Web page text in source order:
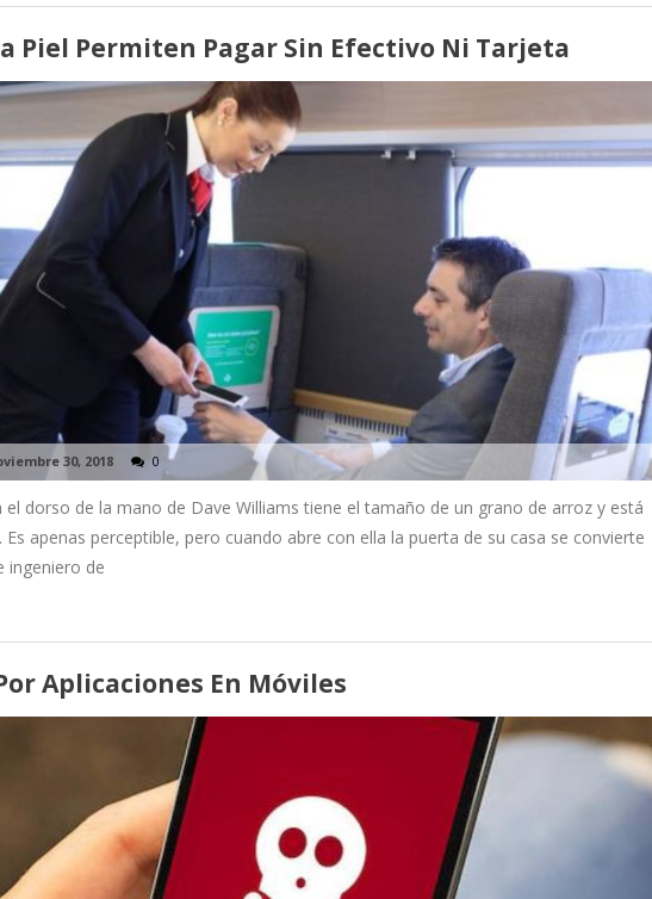
Piel Permiten Pagar Sin Efectivo Ni Tarjeta
30, 2018 0
el dorso de la mano de Dave Williams tiene el tamaño de un grano de arroz y está
apenas perceptible, pero cuando abre con ella la puerta de su casa se convierte
ingeniero de
Aplicaciones En Móviles